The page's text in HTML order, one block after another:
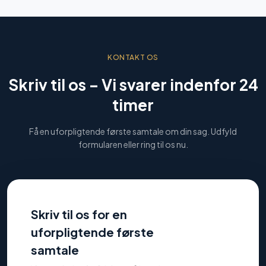
KONTAKT OS
Skriv til os – Vi svarer indenfor 24
timer
Få en uforpligtende første samtale om din sag. Udfyld
formularen eller ring til os nu.
Skriv til os for en
uforpligtende første
samtale